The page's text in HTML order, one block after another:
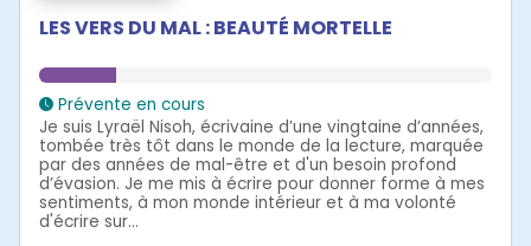
LES VERS DU MAL : BEAUTÉ MORTELLE
Prévente en cours
Je suis Lyraël Nisoh, écrivaine d’une vingtaine d’années,
tombée très tôt dans le monde de la lecture, marquée
par des années de mal-être et d'un besoin profond
d’évasion. Je me mis à écrire pour donner forme à mes
sentiments, à mon monde intérieur et à ma volonté
d'écrire sur...